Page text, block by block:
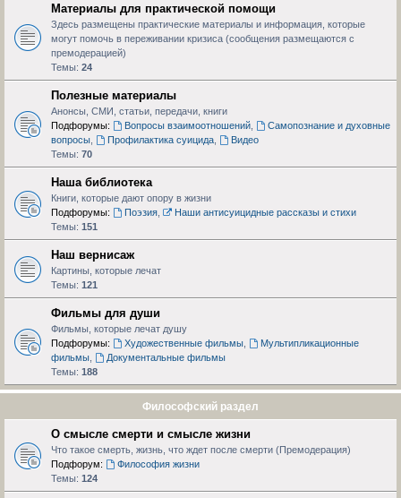
Материалы для практической помощи
Здесь размещены практические материалы и информация, которые
могут помочь в переживании кризиса (сообщения размещаются с
премодерацией)
Темы: 24
Полезные материалы
Анонсы, СМИ, статьи, передачи, книги
Подфорумы:
Вопросы взаимоотношений,
Самопознание и духовные
вопросы
Профилактика суицида,
Видео
Темы: 70
Наша библиотека
Книги, которые дают опору в жизни
Подфорумы:
Поэзия,
Наши антисуицидные рассказы и стихи
Темы: 151
Наш вернисаж
Картины, которые лечат
Темы: 121
Фильмы для души
Фильмы, которые лечат душу
Подфорумы:
Художественные фильмы,
Мультипликационные
фильмы
Документальные фильмы
Темы: 188
Философский раздел
О смысле смерти и смысле жизни
Что такое смерть, жизнь, что ждет после смерти (Премодерация)
Подфорум:
Философия жизни
Темы: 124